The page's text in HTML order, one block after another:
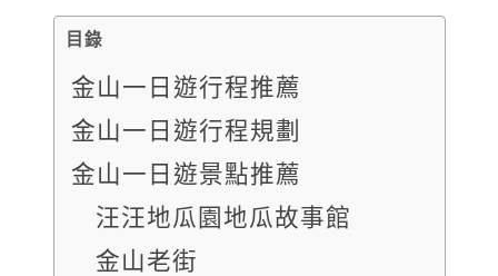
目錄
金山一日遊行程推薦
金山一日遊行程規劃
金山一日遊景點推薦
汪汪地瓜園地瓜故事館
金山老街